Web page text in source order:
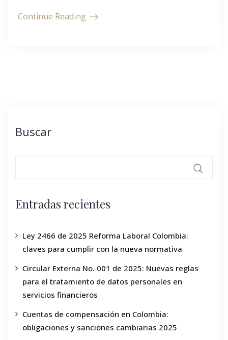
Continue Reading
Buscar
Entradas recientes
Ley 2466 de 2025 Reforma Laboral Colombia:
claves para cumplir con la nueva normativa
Circular Externa No. 001 de 2025: Nuevas reglas
para el tratamiento de datos personales en
servicios financieros
Cuentas de compensación en Colombia:
obligaciones y sanciones cambiarias 2025